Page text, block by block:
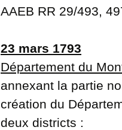
AAEB RR 29/493,
23 mars 1793
Département du
annexant la partie
création du
deux districts :